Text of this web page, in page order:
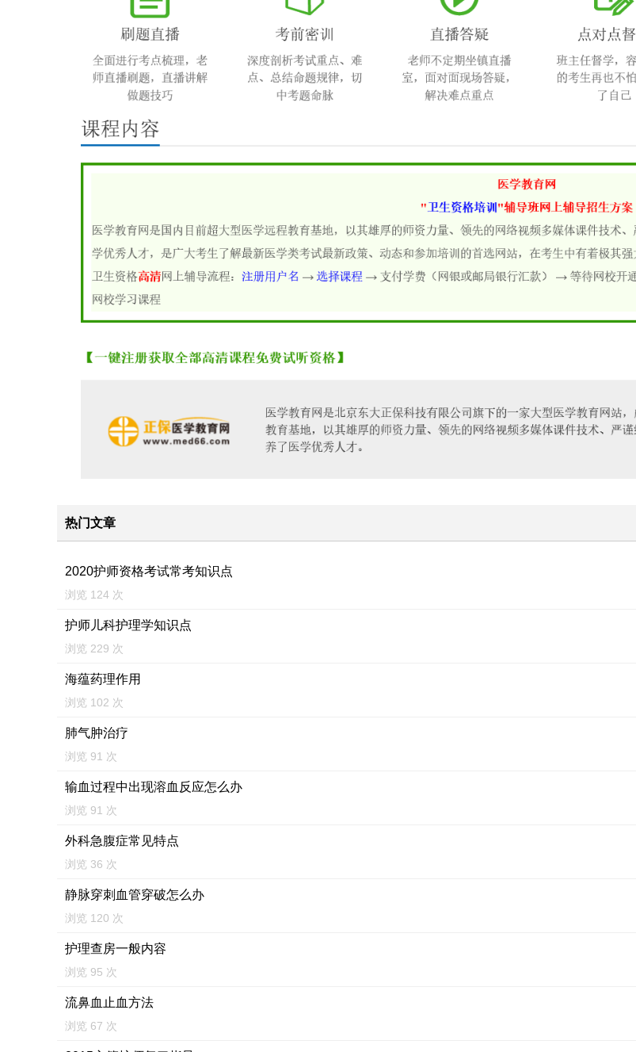
热门文章
2020护师资格考试常考知识点
浏览 124 次
护师儿科护理学知识点
浏览 229 次
海蕴药理作用
浏览 102 次
肺气肿治疗
浏览 91 次
输血过程中出现溶血反应怎么办
浏览 91 次
外科急腹症常见特点
浏览 36 次
静脉穿刺血管穿破怎么办
浏览 120 次
护理查房一般内容
浏览 95 次
流鼻血止血方法
浏览 67 次